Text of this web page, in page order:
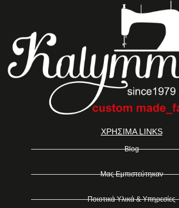
ΧΡΗΣΙΜΑ LINKS
Blog
Μας Εμπιστεύτηκαν
Ποιοτικά Υλικά & Υπηρεσίες